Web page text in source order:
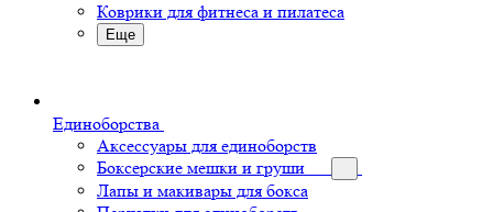
Коврики для фитнеса и пилатеса
Еще
Единоборства
Аксессуары для единоборств
Боксерские мешки и груши
Лапы и макивары для бокса